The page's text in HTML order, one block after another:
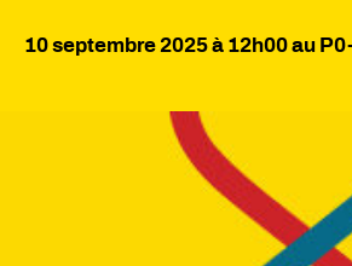
10 septembre 2025 à 12h00 au